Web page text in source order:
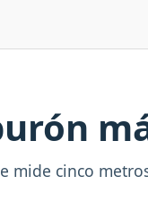
mide cinco